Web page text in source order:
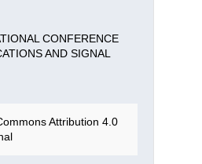
CONFERENCE
AND SIGNAL
Attribution 4.0